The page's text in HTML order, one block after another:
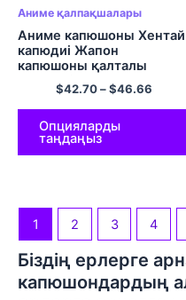
Аниме қалпақшалары
Аниме капюшоны Хентай
капюдиі Жапон
капюшоны қалталы
свиттері Пуловер
Полиэстер капюди
$42.70–$46.66
Опцияларды
таңдаңыз
1 2 3 4
Біздің ерлерге
капюшондардың